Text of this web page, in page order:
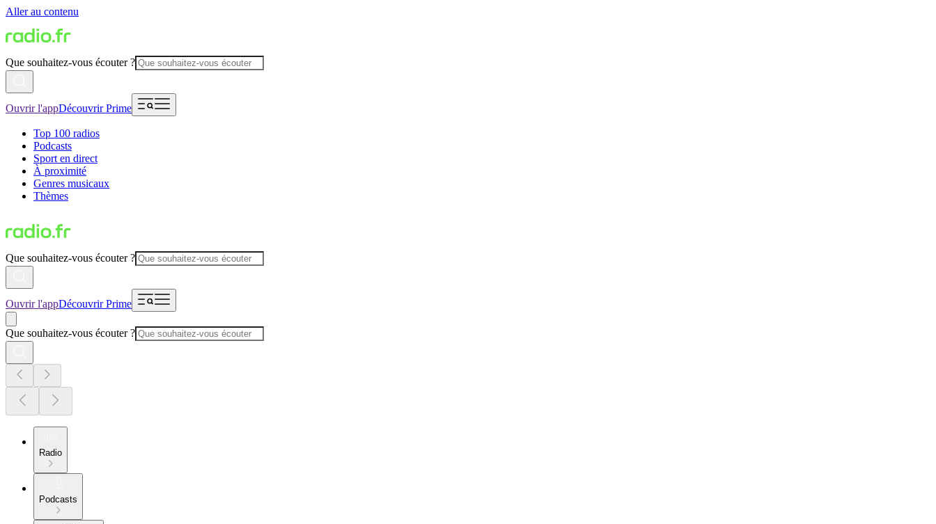
Aller au contenu
Que souhaitez-vous écouter ?
Ouvrir l'appDécouvrir Prime
Top 100 radios
Podcasts
Sport en direct
À proximité
Genres musicaux
Thèmes
Que souhaitez-vous écouter ?
Ouvrir l'appDécouvrir Prime
Que souhaitez-vous écouter ?
Radio
Podcasts